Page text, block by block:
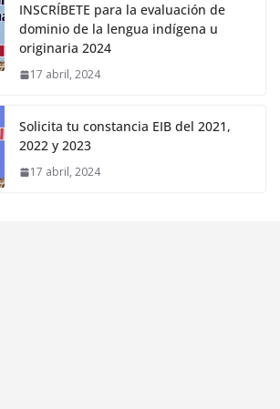
INSCRÍBETE para la evaluación de
dominio de la lengua indígena u
originaria 2024
17 abril, 2024
Solicita tu constancia EIB del 2021,
2022 y 2023
17 abril, 2024